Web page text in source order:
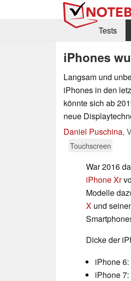
Tests
iPhones
Langsam und
iPhones in den
könnte sich ab
neue
Daniel Puschina,
Touchscreen
War 2016
iPhone Xr
Modelle
X und
Dicke der
iPhone
iPhone